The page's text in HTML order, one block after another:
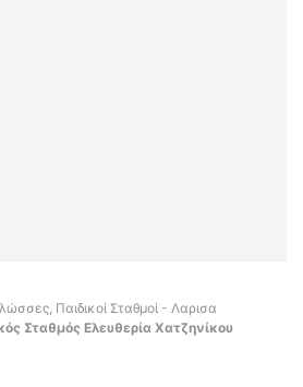
Παιδικοί Σταθμοί - Λαρισα
Σταθμός Ελευθερία Χατζηνίκου